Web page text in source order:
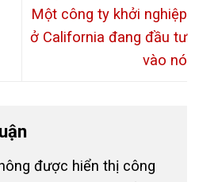
Một công ty khởi nghiệp
ở California đang đầu tư
vào nó
được hiển thị công